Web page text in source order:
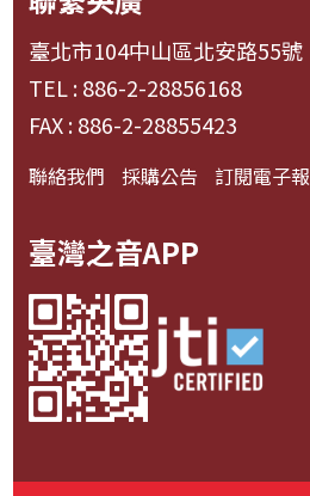
臺北市104中山區北安路55號
TEL : 886-2-28856168
FAX : 886-2-28855423
聯絡我們 採購公告 訂閱電子報
臺灣之音APP